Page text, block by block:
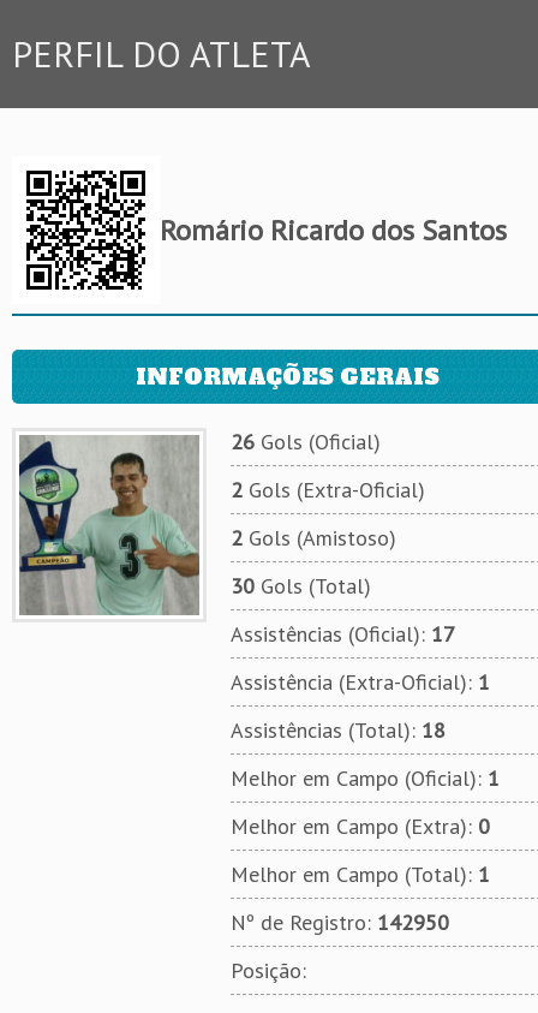
PERFIL DO ATLETA
Romário Ricardo dos Santos
INFORMAÇÕES GERAIS
26Gols (Oficial)
2Gols (Extra-Oficial)
2Gols (Amistoso)
30Gols (Total)
Assistências (Oficial): 17
Assistência (Extra-Oficial): 1
Assistências (Total): 18
Melhor em Campo (Oficial): 1
Melhor em Campo (Extra): 0
Melhor em Campo (Total): 1
Nº de Registro: 142950
Posição: